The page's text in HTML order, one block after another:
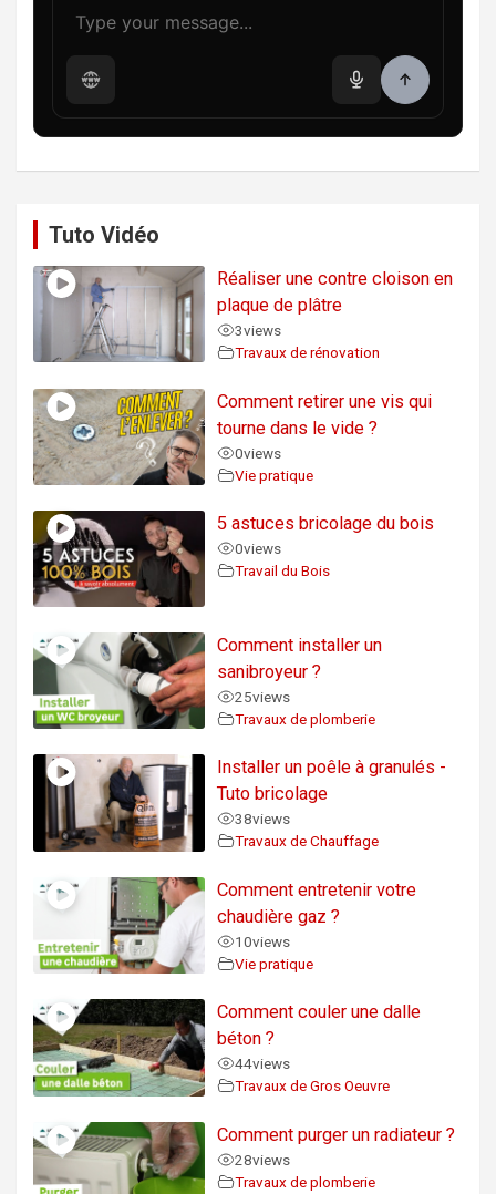
Tuto Vidéo
Réaliser une contre cloison en
plaque de plâtre
3views
Travaux de rénovation
Comment retirer une vis qui
tourne dans le vide ?
0views
Vie pratique
5 astuces bricolage du bois
0views
Travail du Bois
Comment installer un
sanibroyeur ?
25views
Travaux de plomberie
Installer un poêle à granulés -
Tuto bricolage
38views
Travaux de Chauffage
Comment entretenir votre
chaudière gaz ?
10views
Vie pratique
Comment couler une dalle
béton ?
44views
Travaux de Gros Oeuvre
Comment purger un radiateur ?
28views
Travaux de plomberie